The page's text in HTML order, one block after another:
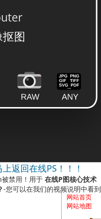
上返回在线PS！！！
禁用！用于 在线P图核心技术
-您可以在我们的视频说明中看到
网站首页
网站地图